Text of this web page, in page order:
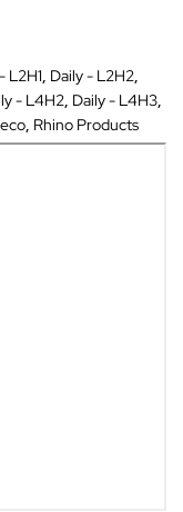
L2H1, Daily - L2H2,
- L4H2, Daily - L4H3,
, Rhino Products